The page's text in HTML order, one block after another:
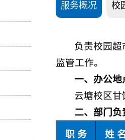
服务概况 校
负责校园
监管工作。
一、办公地
云塘校区甘
二、部门
职 务 姓